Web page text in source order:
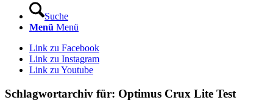
Suche
Menü Menü
Link zu Facebook
Link zu Instagram
Link zu Youtube
Schlagwortarchiv für: Optimus Crux Lite Test